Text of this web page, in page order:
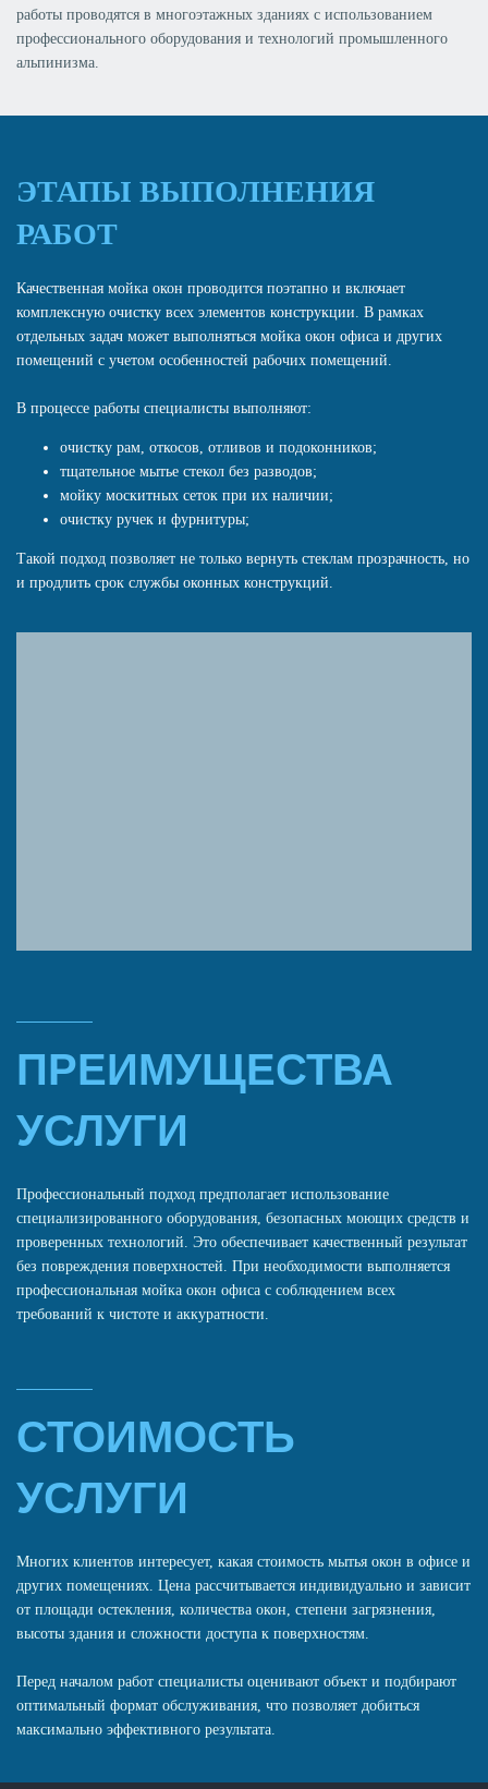
работы проводятся в многоэтажных зданиях с использованием
профессионального оборудования и технологий промышленного
альпинизма.
ЭТАПЫ ВЫПОЛНЕНИЯ
РАБОТ
Качественная мойка окон проводится поэтапно и включает
комплексную очистку всех элементов конструкции. В рамках
отдельных задач может выполняться мойка окон офиса и других
помещений с учетом особенностей рабочих помещений.
В процессе работы специалисты выполняют:
очистку рам, откосов, отливов и подоконников;
тщательное мытье стекол без разводов;
мойку москитных сеток при их наличии;
очистку ручек и фурнитуры;
Такой подход позволяет не только вернуть стеклам прозрачность, но
и продлить срок службы оконных конструкций.
ПРЕИМУЩЕСТВА
УСЛУГИ
Профессиональный подход предполагает использование
специализированного оборудования, безопасных моющих средств и
проверенных технологий. Это обеспечивает качественный результат
без повреждения поверхностей. При необходимости выполняется
профессиональная мойка окон офиса с соблюдением всех
требований к чистоте и аккуратности.
СТОИМОСТЬ
УСЛУГИ
Многих клиентов интересует, какая стоимость мытья окон в офисе и
других помещениях. Цена рассчитывается индивидуально и зависит
от площади остекления, количества окон, степени загрязнения,
высоты здания и сложности доступа к поверхностям.
Перед началом работ специалисты оценивают объект и подбирают
оптимальный формат обслуживания, что позволяет добиться
максимально эффективного результата.